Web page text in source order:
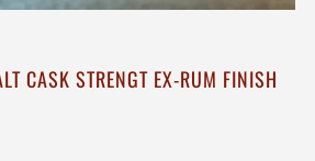
CASK STRENGT EX-RUM FINISH